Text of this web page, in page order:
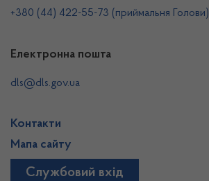
+380 (44) 422-55-73 (приймальня Голови)
Електронна пошта
dls@dls.gov.ua
Контакти
Мапа сайту
Службовий вхід